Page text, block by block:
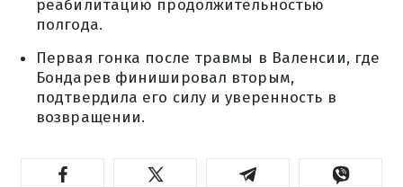
реабилитацию продолжительностью
полгода.
Первая гонка после травмы в Валенсии, где
Бондарев финишировал вторым,
подтвердила его силу и уверенность в
возвращении.